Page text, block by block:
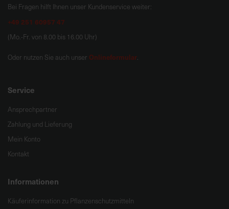
Bei Fragen hilft Ihnen unser Kundenservice weiter:
+49 251 60957 47
(Mo.-Fr. von 8.00 bis 16.00 Uhr)
Oder nutzen Sie auch unser Onlineformular.
Service
Ansprechpartner
Zahlung und Lieferung
Mein Konto
Kontakt
Informationen
Käuferinformation zu Pflanzenschutzmitteln